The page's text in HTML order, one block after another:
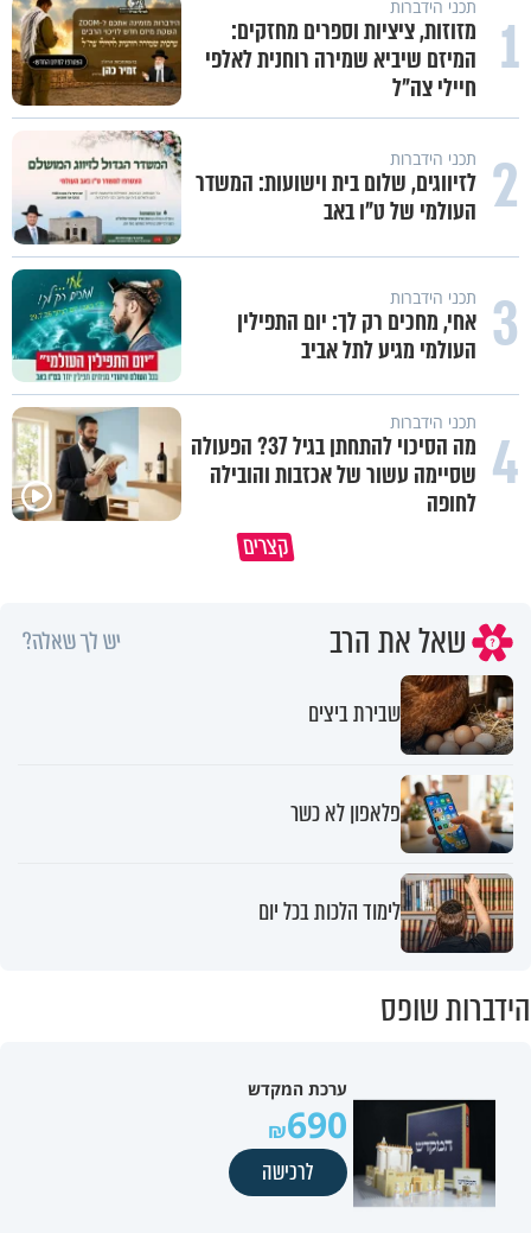
1 תכני הידברות
מזוזות, ציציות וספרים מחזקים:
המיזם שיביא שמירה רוחנית לאלפי
חיילי צה"ל
2 תכני הידברות
לזיווגים, שלום בית וישועות: המשדר
העולמי של ט"ו באב
3 תכני הידברות
אחי, מחכים רק לך: יום התפילין
העולמי מגיע לתל אביב
4 תכני הידברות
מה הסיכוי להתחתן בגיל 37? הפעולה
שסיימה עשור של אכזבות והובילה
לחופה
קצרים
שאל את הרב יש לך שאלה?
שבירת ביצים
פלאפון לא כשר
לימוד הלכות בכל יום
הידברות שופס
ערכת המקדש
690
לרכישה